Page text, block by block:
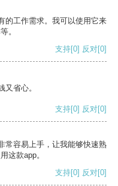
的工作需求。我可以使用它来
。
支持[0] 反对[0]
省心。
支持[0] 反对[0]
常容易上手，让我能够快速熟
这款app。
支持[0] 反对[0]